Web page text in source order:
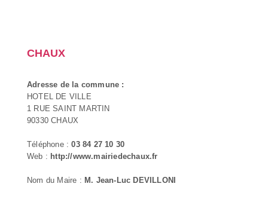
CHAUX
Adresse de la commune :
HOTEL DE VILLE
1 RUE SAINT MARTIN
90330 CHAUX
Téléphone :03 84 27 10 30
Web : http://www.mairiedechaux.fr
Nom du Maire : M. Jean-Luc DEVILLONI